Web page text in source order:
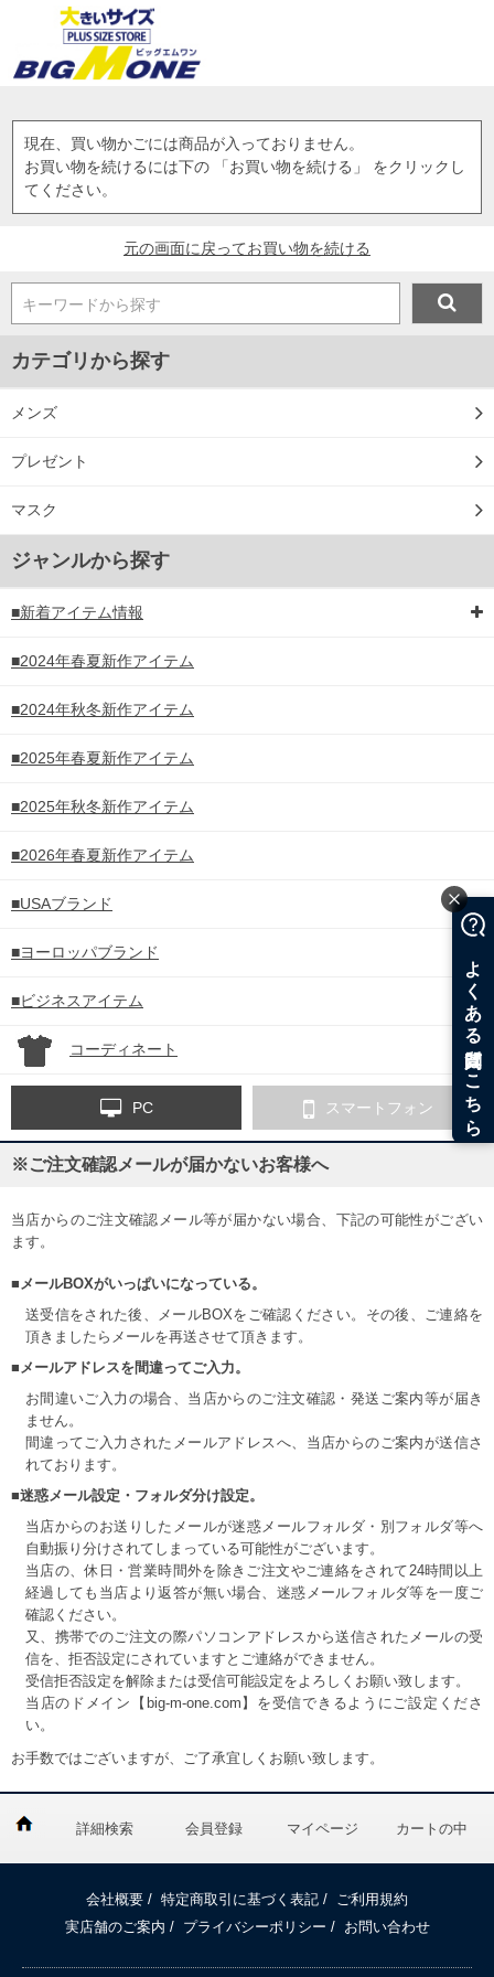
現在、買い物かごには商品が入っておりません。
お買い物を続けるには下の 「お買い物を続ける」 をクリックし
てください。
元の画面に戻ってお買い物を続ける
キーワードから探す
カテゴリから探す
メンズ
プレゼント
マスク
ジャンルから探す
■新着アイテム情報
■2024年春夏新作アイテム
■2024年秋冬新作アイテム
■2025年春夏新作アイテム
■2025年秋冬新作アイテム
■2026年春夏新作アイテム
■USAブランド
■ヨーロッパブランド
■ビジネスアイテム
コーディネート
PC スマートフォン
※ご注文確認メールが届かないお客様へ
当店からのご注文確認メール等が届かない場合、下記の可能性がござい
ます。
■メールBOXがいっぱいになっている。
送受信をされた後、メールBOXをご確認ください。その後、ご連絡を
頂きましたらメールを再送させて頂きます。
■メールアドレスを間違ってご入力。
お間違いご入力の場合、当店からのご注文確認・発送ご案内等が届き
ません。
間違ってご入力されたメールアドレスへ、当店からのご案内が送信さ
れております。
■迷惑メール設定・フォルダ分け設定。
当店からのお送りしたメールが迷惑メールフォルダ・別フォルダ等へ
自動振り分けされてしまっている可能性がございます。
当店の、休日・営業時間外を除きご注文やご連絡をされて24時間以上
経過しても当店より返答が無い場合、迷惑メールフォルダ等を一度ご
確認ください。
又、携帯でのご注文の際パソコンアドレスから送信されたメールの受
信を、拒否設定にされていますとご連絡ができません。
受信拒否設定を解除または受信可能設定をよろしくお願い致します。
当店のドメイン【big-m-one.com】を受信できるようにご設定くださ
い。
お手数ではございますが、ご了承宜しくお願い致します。
詳細検索 会員登録 マイページ カートの中
会社概要 / 特定商取引に基づく表記 /
ご利用規約
実店舗のご案内 / プライバシーポリシー / お問い合わせ